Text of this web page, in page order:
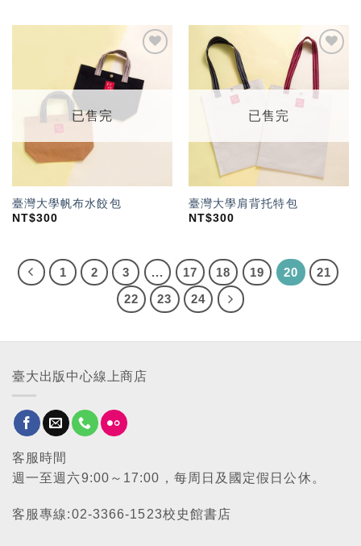
望輕
已售完
臺灣大學帆布水餃包
NT$300
望輕
已售完
臺灣大學肩背托特包
NT$300
1 2 3 ... 17 18 19 20
21
22
23 24
臺大出版中心線上商店
客服時間
週一至週六9:00～17:00，每周日及國定假日公休。
客服專線:02-3366-1523校史館書店